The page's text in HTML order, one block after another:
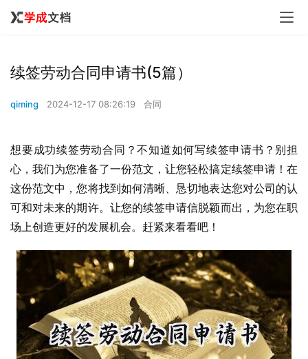
续签劳动合同申请书(5篇）
qiming 2024-12-17 08:26:19 合同
想要成功续签劳动合同？不知道如何写续签申请书？别担
心，我们为您准备了一份范文，让您轻松搞定续签申请！在
这份范文中，您将找到如何清晰、恳切地表达您对公司的认
可和对未来的期许。让您的续签申请信脱颖而出，为您在职
场上创造更好的发展机会。赶紧来看看吧！